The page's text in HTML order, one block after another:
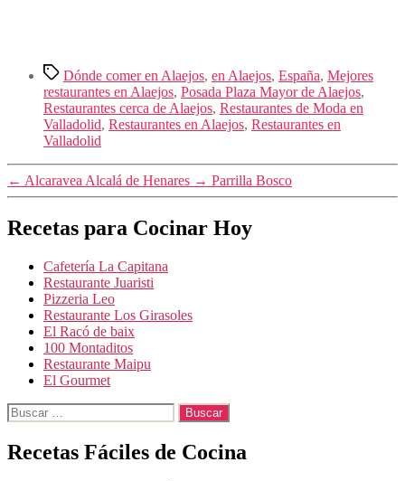
Etiquetas
Dónde comer en Alaejos, en Alaejos, España, Mejores
restaurantes en Alaejos, Posada Plaza Mayor de Alaejos,
Restaurantes cerca de Alaejos, Restaurantes de Moda en
Valladolid, Restaurantes en Alaejos, Restaurantes en
Valladolid
← Alcaravea Alcalá de Henares → Parrilla Bosco
Recetas para Cocinar Hoy
Cafetería La Capitana
Restaurante Juaristi
Pizzeria Leo
Restaurante Los Girasoles
El Racó de baix
100 Montaditos
Restaurante Maipu
El Gourmet
Buscar:
Recetas Fáciles de Cocina